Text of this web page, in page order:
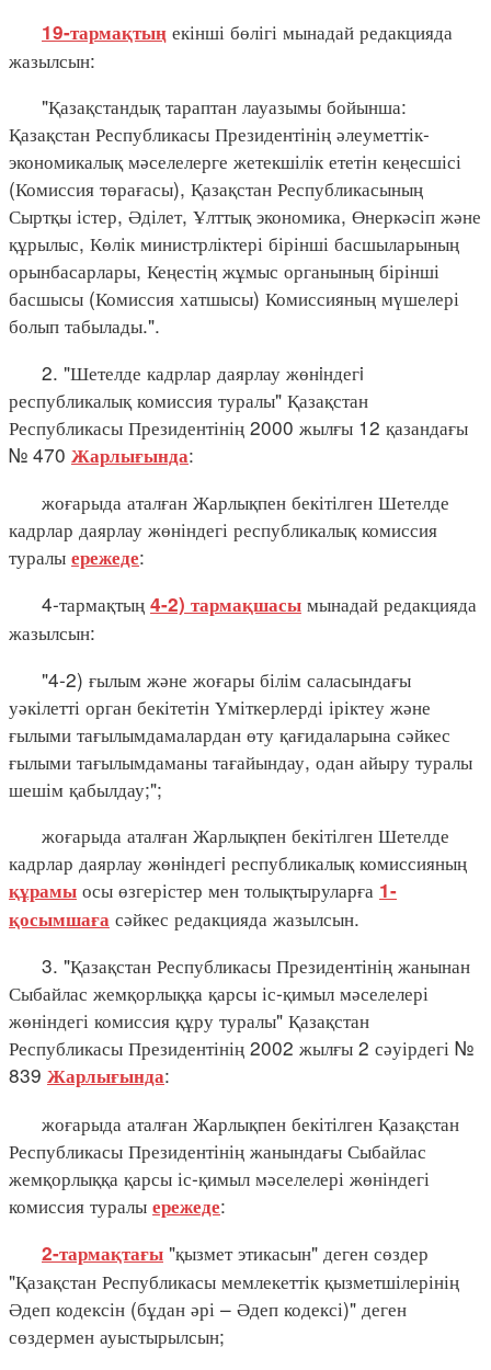
19-тармақтың екінші бөлігі мынадай редакцияда
жазылсын:
"Қазақстандық тараптан лауазымы бойынша:
Қазақстан Республикасы Президентінің әлеуметтік-
экономикалық мәселелерге жетекшілік ететін кеңесшісі
(Комиссия төрағасы), Қазақстан Республикасының
Сыртқы істер, Әділет, Ұлттық экономика, Өнеркәсіп және
құрылыс, Көлік министрліктері бірінші басшыларының
орынбасарлары, Кеңестің жұмыс органының бірінші
басшысы (Комиссия хатшысы) Комиссияның мүшелері
болып табылады.".
2. "Шетелде кадрлар даярлау жөнiндегi
республикалық комиссия туралы" Қазақстан
Республикасы Президентінің 2000 жылғы 12 қазандағы
№ 470 Жарлығында:
жоғарыда аталған Жарлықпен бекітілген Шетелде
кадрлар даярлау жөніндегі республикалық комиссия
туралы ережеде:
4-тармақтың 4-2) тармақшасы мынадай редакцияда
жазылсын:
"4-2) ғылым және жоғары білім саласындағы
уәкілетті орган бекітетін Үміткерлерді іріктеу және
ғылыми тағылымдамалардан өту қағидаларына сәйкес
ғылыми тағылымдаманы тағайындау, одан айыру туралы
шешім қабылдау;";
жоғарыда аталған Жарлықпен бекітілген Шетелде
кадрлар даярлау жөнiндегi республикалық комиссияның
құрамы осы өзгерістер мен толықтыруларға 1-
қосымшаға сәйкес редакцияда жазылсын.
3. "Қазақстан Республикасы Президентінің жанынан
Сыбайлас жемқорлыққа қарсы іс-қимыл мәселелері
жөніндегі комиссия құру туралы" Қазақстан
Республикасы Президентінің 2002 жылғы 2 сәуірдегі №
839 Жарлығында:
жоғарыда аталған Жарлықпен бекітілген Қазақстан
Республикасы Президентінің жанындағы Сыбайлас
жемқорлыққа қарсы іс-қимыл мәселелері жөніндегі
комиссия туралы ережеде:
2-тармақтағы "қызмет этикасын" деген сөздер
"Қазақстан Республикасы мемлекеттік қызметшілерінің
Әдеп кодексін (бұдан әрі – Әдеп кодексі)" деген
сөздермен ауыстырылсын;